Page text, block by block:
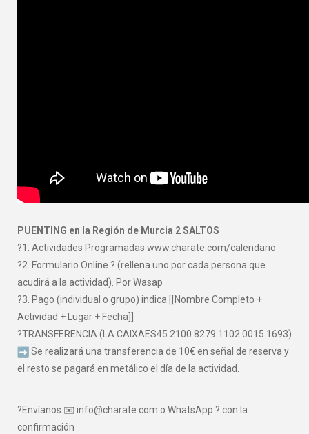
PUENTING en la Región de Murcia 2 SALTOS
?1. Actividades Programadas www.charate.com/calendario
?2. Formulario Online ? (rellena uno por cada persona que
acudirá a la actividad). Por Wasap
?3. Pago (individual o grupo) indica [[Nombre Completo +
Actividad + Lugar + Fecha]]
?TRANSFERENCIA (LA CAIXAES45 2100 8279 1102 0015 1693)
Se realizará una transferencia de 10€ en señal de reserva y
el resto se pagará en metálico el día de la actividad.
?Envíanos ✉️ info@charate.com o WhatsApp ? con la
confirmación